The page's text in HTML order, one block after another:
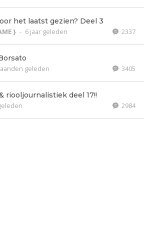
het laatst gezien? Deel 3
} - 6 jaar geleden 2337
geleden 3405
riooljournalistiek deel 17!!
2984